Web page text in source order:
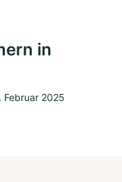
in
Februar 2025